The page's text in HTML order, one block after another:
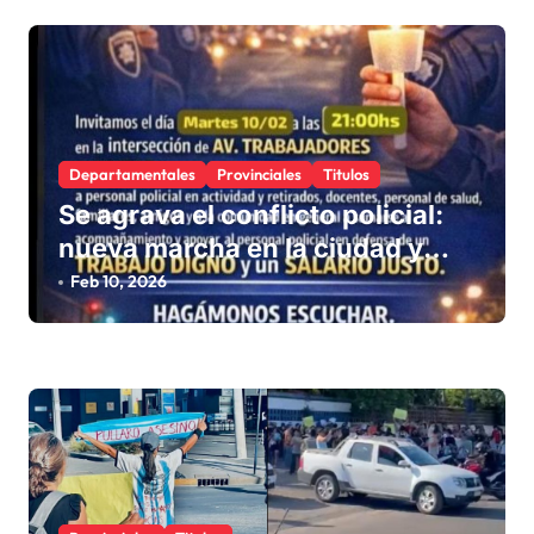
r
sDepartamentales Provinciales Titulos
Se agrava el conflicto policial:
nueva marcha en la ciudad y
silencio de los representantes
provinciales
Feb 10, 2026